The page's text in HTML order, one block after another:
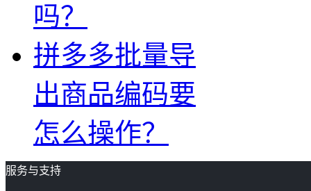
吗？
拼多多批量导
出商品编码要
怎么操作？
服务与支持